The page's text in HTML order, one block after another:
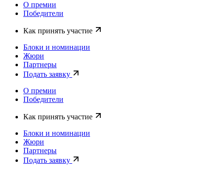
О премии
Победители
Как принять участие
Блоки и номинации
Жюри
Партнеры
Подать заявку
О премии
Победители
Как принять участие
Блоки и номинации
Жюри
Партнеры
Подать заявку